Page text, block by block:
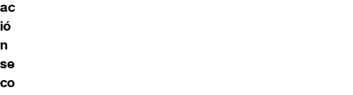
ac
ió
n
se
co